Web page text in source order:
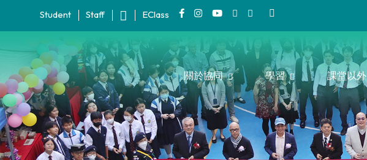
Student Staff EClass
關於協同 學習 課堂以外